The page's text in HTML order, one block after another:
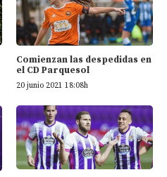
Comienzan las despedidas en
el CD Parquesol
20 junio 2021 18:08h